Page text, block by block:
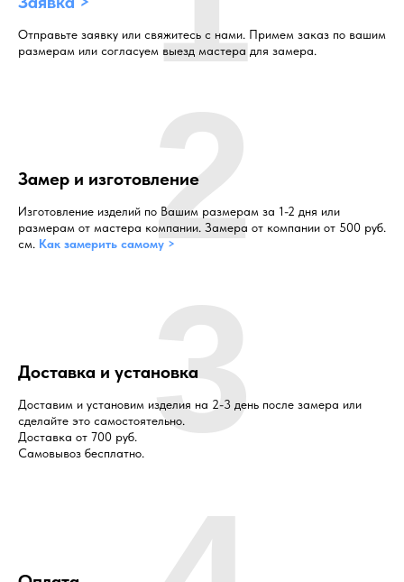
Отправьте заявку или свяжитесь с нами. Примем заказ по вашим
размерам или согласуем выезд мастера для замера.
Замер и изготовление
Изготовление изделий по Вашим размерам за 1-2 дня или
размерам от мастера компании. Замера от компании от 500 руб.
см. Как замерить самому >2
Доставка и установка
Доставим и установим изделия на 2-3 день после замера или
сделайте это самостоятельно.
Доставка от 700 руб.
Самовывоз бесплатно. 3